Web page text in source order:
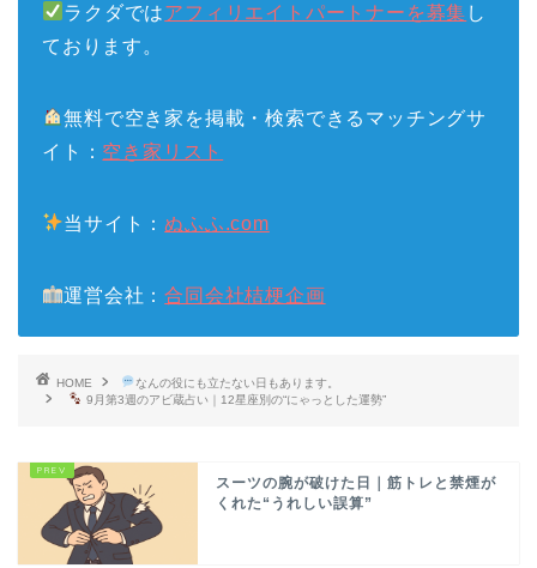
ラクダではアフィリエイトパートナーを募集 し
ております。
無料で空き家を掲載・検索できるマッチングサ
イト： 空き家リスト
当サイト：ぬふふ.com
運営会社：合同会社桔梗企画
HOME
なんの役にも立たない日もあります。
9月第3週のアビ蔵占い｜12星座別の“にゃっとした運勢”
スーツの腕が破けた日｜筋トレと禁煙が
くれた“うれしい誤算”